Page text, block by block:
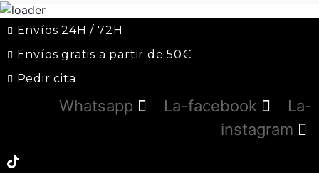
Envíos 24H / 72H
Envíos gratis a partir de 50€
Pedir cita
Whatsapp La-facebook
La-
instagram